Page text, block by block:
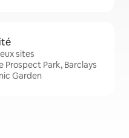
sites
Park, Barclays
Garden